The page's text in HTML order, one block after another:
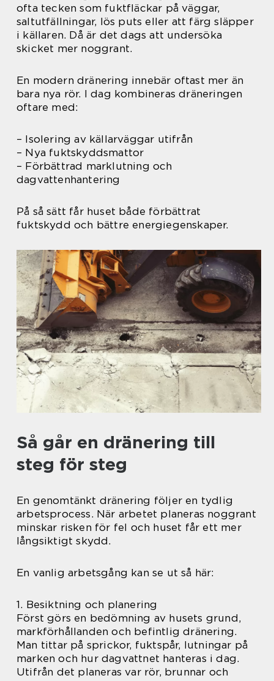
ofta tecken som fuktfläckar på väggar,
saltutfällningar, lös puts eller att färg släpper
i källaren. Då är det dags att undersöka
skicket mer noggrant.
En modern dränering innebär oftast mer än
bara nya rör. I dag kombineras dräneringen
oftare med:
– Isolering av källarväggar utifrån
– Nya fuktskyddsmattor
– Förbättrad marklutning och
dagvattenhantering
På så sätt får huset både förbättrat
fuktskydd och bättre energiegenskaper.
Så går en dränering till
steg för steg
En genomtänkt dränering följer en tydlig
arbetsprocess. När arbetet planeras noggrant
minskar risken för fel och huset får ett mer
långsiktigt skydd.
En vanlig arbetsgång kan se ut så här:
1. Besiktning och planering
Först görs en bedömning av husets grund,
markförhållanden och befintlig dränering.
Man tittar på sprickor, fuktspår, lutningar på
marken och hur dagvattnet hanteras i dag.
Utifrån det planeras var rör, brunnar och